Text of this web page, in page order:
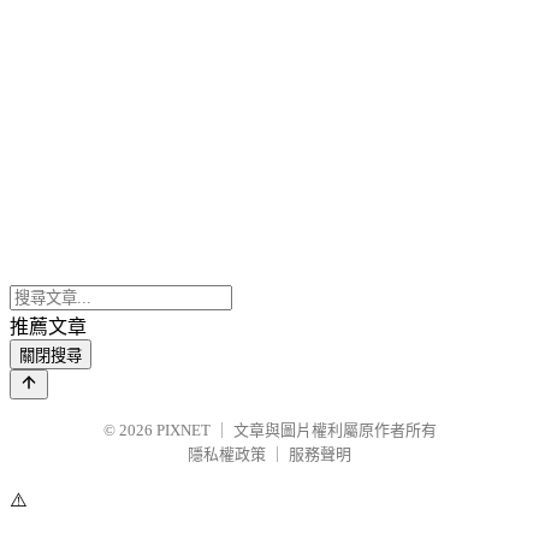
推薦文章
關閉搜尋
© 2026 PIXNET
文章與圖片權利屬原作者所有
隱私權政策
服務聲明
⚠️